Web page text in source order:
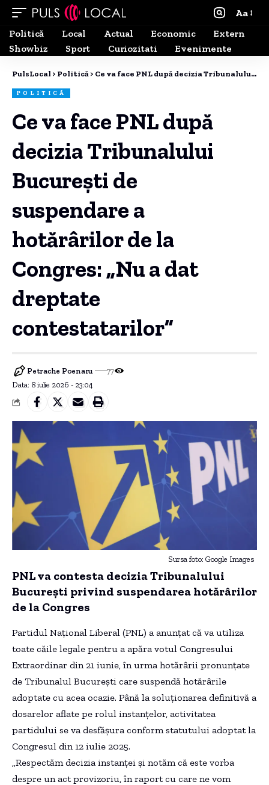
Aa
Politică
Local Actual Economic
Extern
Showbiz
Sport Curiozitati Evenimente
PulsLocal > Politică > Ce va face PNL după decizia Tribunalului București de suspendare a hotărârilor de la Congres: „Nu a dat dreptate contestatarilor”
POLITICĂ
Ce va face PNL după
decizia Tribunalului
București de
suspendare a
hotărârilor de la
Congres: „Nu a dat
dreptate
contestatarilor”
Data: 8 iulie 2026 - 23:04
Petrache Poenaru 77
Sursa foto: Google Images
PNL va contesta decizia Tribunalului
București privind suspendarea hotărârilor
de la Congres
Partidul Național Liberal (PNL) a anunțat că va utiliza
toate căile legale pentru a apăra votul Congresului
Extraordinar din 21 iunie, în urma hotărârii pronunțate
de Tribunalul București care suspendă hotărârile
adoptate cu acea ocazie. Până la soluționarea definitivă a
dosarelor aflate pe rolul instanțelor, activitatea
partidului se va desfășura conform statutului adoptat la
Congresul din 12 iulie 2025.
„Respectăm decizia instanței și notăm că este vorba
despre un act provizoriu, în raport cu care ne vom